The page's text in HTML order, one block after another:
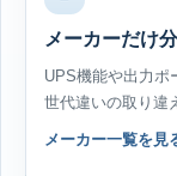
メーカーだけ
UPS機能や出力ポ
世代違いの取り違
メーカー一覧を見